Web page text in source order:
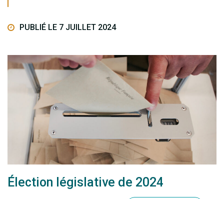
PUBLIÉ LE 7 JUILLET 2024
Élection législative de 2024